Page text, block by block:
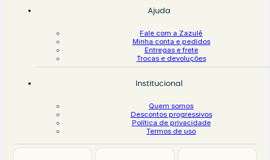
Ajuda
Fale com a Zazulê
Minha conta e pedidos
Entregas e frete
Trocas e devoluções
Institucional
Quem somos
Descontos progressivos
Política de privacidade
Termos de uso